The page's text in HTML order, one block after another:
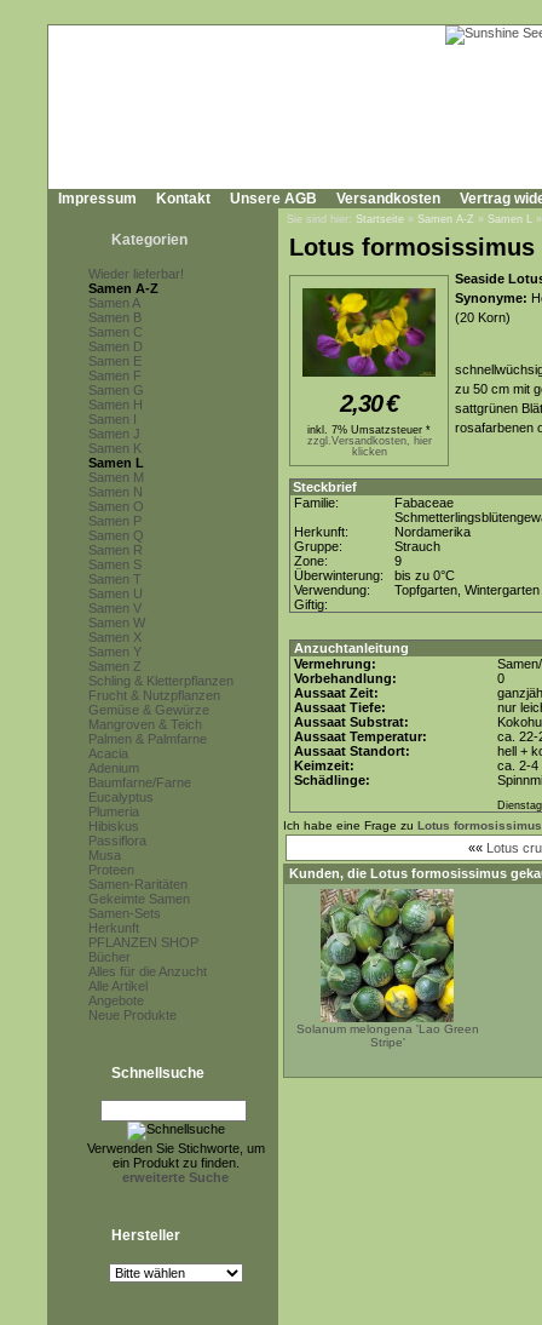
Impressum Kontakt Unsere AGB Versandkosten Vertrag
Kategorien
Wieder lieferbar!
Samen A-Z
Samen A
Samen B
Samen C
Samen D
Samen E
Samen F
Samen G
Samen H
Samen I
Samen J
Samen K
Samen L
Samen M
Samen N
Samen O
Samen P
Samen Q
Samen R
Samen S
Samen T
Samen U
Samen V
Samen W
Samen X
Samen Y
Samen Z
Schling & Kletterpflanzen
Frucht & Nutzpflanzen
Gemüse & Gewürze
Mangroven & Teich
Palmen & Palmfarne
Acacia
Adenium
Baumfarne/Farne
Eucalyptus
Plumeria
Hibiskus
Passiflora
Musa
Proteen
Samen-Raritäten
Gekeimte Samen
Samen-Sets
Herkunft
PFLANZEN SHOP
Bücher
Alles für die Anzucht
Alle Artikel
Angebote
Neue Produkte
Schnellsuche
Verwenden Sie Stichworte, um
ein Produkt zu finden.
erweiterte Suche
Hersteller
Sie sind hier: Startseite » Samen A-Z » Samen L
Lotus formosissimus
2,30€
inkl. 7% Umsatzsteuer *
zzgl.Versandkosten, hier
klicken
Seaside
Synonyme:
(20 Korn)
zu 50 cm mit
sattgrünen
rosafarbenen
Steckbrief
Familie:
Fabaceae
Herkunft:
Nordamerika
Gruppe:
Strauch
Zone:
9
Überwinterung:
bis zu 0°C
Verwendung:
Topfgarten, Wintergarten
Giftig:
Anzuchtanleitung
Vermehrung:
Vorbehandlung:
0
Aussaat Zeit:
Aussaat Tiefe:
nur
Aussaat Substrat:
Aussaat Temperatur:
ca. 22-
Aussaat Standort:
hell +
Keimzeit:
ca. 2-4
Schädlinge:
Ich habe eine Frage zu Lotus formosissimus
«« Lotus
Kunden, die Lotus formosissimus
Solanum melongena 'Lao Green
Stripe'